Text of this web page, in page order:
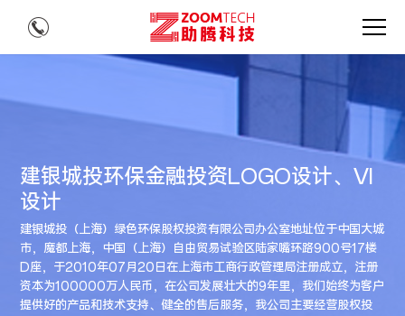
建银城投环保金融投资LOGO设计、VI
设计
​建银城投（上海）绿色环保股权投资有限公司办公室地址位于中国大城
市，魔都上海，中国（上海）自由贸易试验区陆家嘴环路900号17楼
D座，于2010年07月20日在上海市工商行政管理局注册成立，注册
资本为100000万人民币，在公司发展壮大的9年里，我们始终为客户
提供好的产品和技术支持、健全的售后服务，我公司主要经营股权投